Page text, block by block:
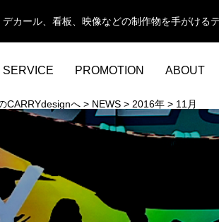
カール、看板、映像などの制作物を手がける
SERVICE PROMOTION ABOUT
CARRYdesignへ > NEWS > 2016年 > 11月